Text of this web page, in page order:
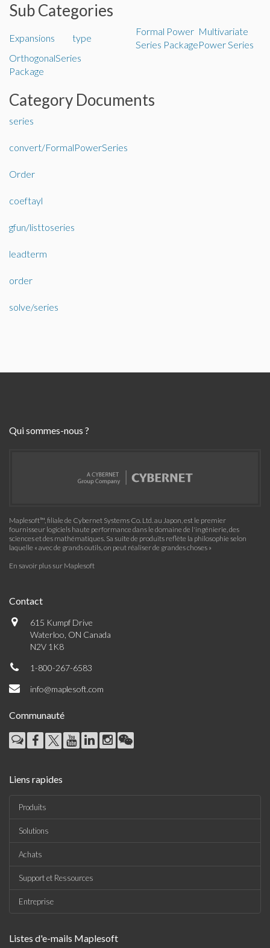
Sub Categories
Expansions type
Formal Power
Series Package
Multivariate
Power Series
OrthogonalSeries
Package
Category Documents
series
convert/FormalPowerSeries
Order
coeftayl
gfun/listtoseries
leadterm
order
solve/series
Qui sommes-nous ?
Maplesoft™, filiale de Cybernet Systems Co. Ltd. au Japon, est le premier
fournisseur logiciels haute performance dans le domaine de l'ingénierie, des
sciences et des mathématiques. Sa suite de produits reflète la philosophie selon
laquelle « avec de grands outils, on peut réaliser de grandes choses »
En savoir plus sur Maplesoft
Contact
615 Kumpf Drive
Waterloo, ON Canada
N2V 1K8
1-800-267-6583
info@maplesoft.com
Communauté
Liens rapides
Produits
Solutions
Achats
Support et Ressources
Entreprise
Listes d'e-mails Maplesoft